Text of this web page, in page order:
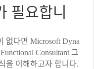
필요합니
없다면 Microsoft Dyna
Consultant 그
을 이해하고자 합니다.